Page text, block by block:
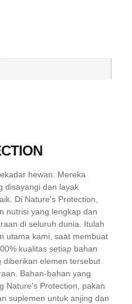
hewan. Mereka
disayangi dan layak
Di Nature's Protection,
nutrisi yang lengkap dan
di seluruh dunia. Itulah
utama kami, saat membuat
kualitas setiap bahan
elemen tersebut
Bahan-bahan yang
Nature's Protection, pakan
suplemen untuk anjing dan